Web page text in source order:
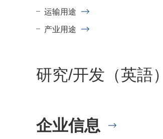
运输用途
产业用途
研究/开发（英語）
企业信息